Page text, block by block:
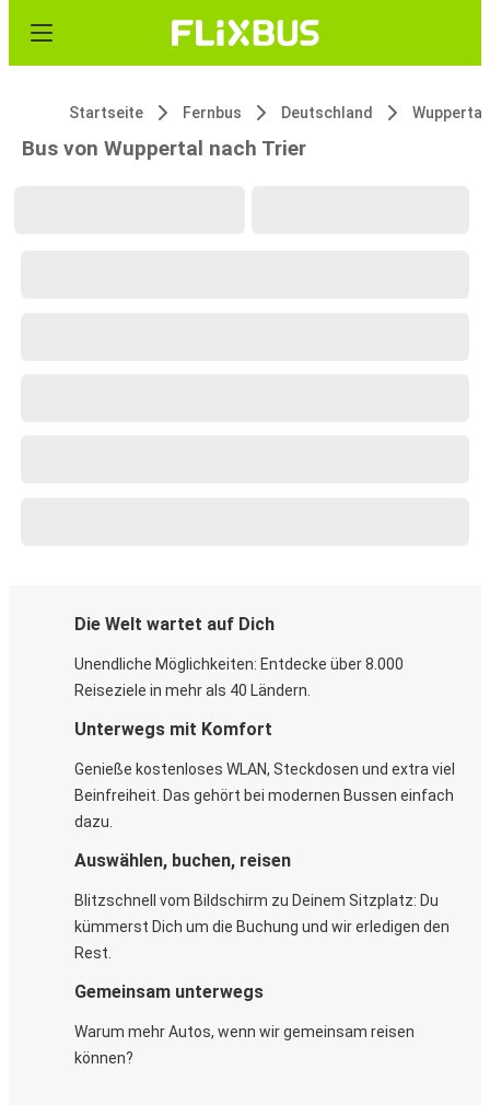
Startseite Fernbus Deutschland Wuppertal
Bus von Wuppertal nach Trier
Die Welt wartet auf Dich
Unendliche Möglichkeiten: Entdecke über 8.000
Reiseziele in mehr als 40 Ländern.
Unterwegs mit Komfort
Genieße kostenloses WLAN, Steckdosen und extra viel
Beinfreiheit. Das gehört bei modernen Bussen einfach
dazu.
Auswählen, buchen, reisen
Blitzschnell vom Bildschirm zu Deinem Sitzplatz: Du
kümmerst Dich um die Buchung und wir erledigen den
Rest.
Gemeinsam unterwegs
Warum mehr Autos, wenn wir gemeinsam reisen
können?